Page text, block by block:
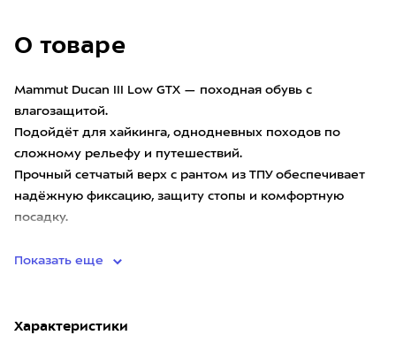
О товаре
Mammut Ducan III Low GTX — походная обувь с
влагозащитой.
Подойдёт для хайкинга, однодневных походов по
сложному рельефу и путешествий.
Прочный сетчатый верх с рантом из ТПУ обеспечивает
надёжную фиксацию, защиту стопы и комфортную
посадку.
Показать еще
Характеристики